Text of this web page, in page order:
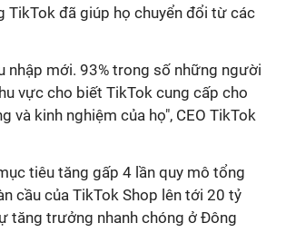
TikTok đã giúp họ chuyển đổi từ các
nhập mới. 93% trong số những người
vực cho biết TikTok cung cấp cho
và kinh nghiệm của họ", CEO TikTok
tiêu tăng gấp 4 lần quy mô tổng
cầu của TikTok Shop lên tới 20 tỷ
tăng trưởng nhanh chóng ở Đông